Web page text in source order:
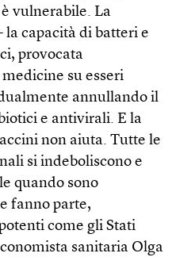
vulnerabile. La
la capacità di batteri e
provocata
su esseri
annullando il
e antivirali. E la
non aiuta. Tutte le
si indeboliscono e
quando sono
fanno parte,
come gli Stati
sanitaria Olga